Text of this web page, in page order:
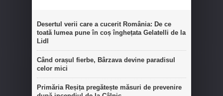
Desertul verii care a cucerit România: De ce
toată lumea pune în coș înghețata Gelatelli de la
Lidl
Când orașul fierbe, Bârzava devine paradisul
celor mici
Primăria Reșița pregătește măsuri de prevenire